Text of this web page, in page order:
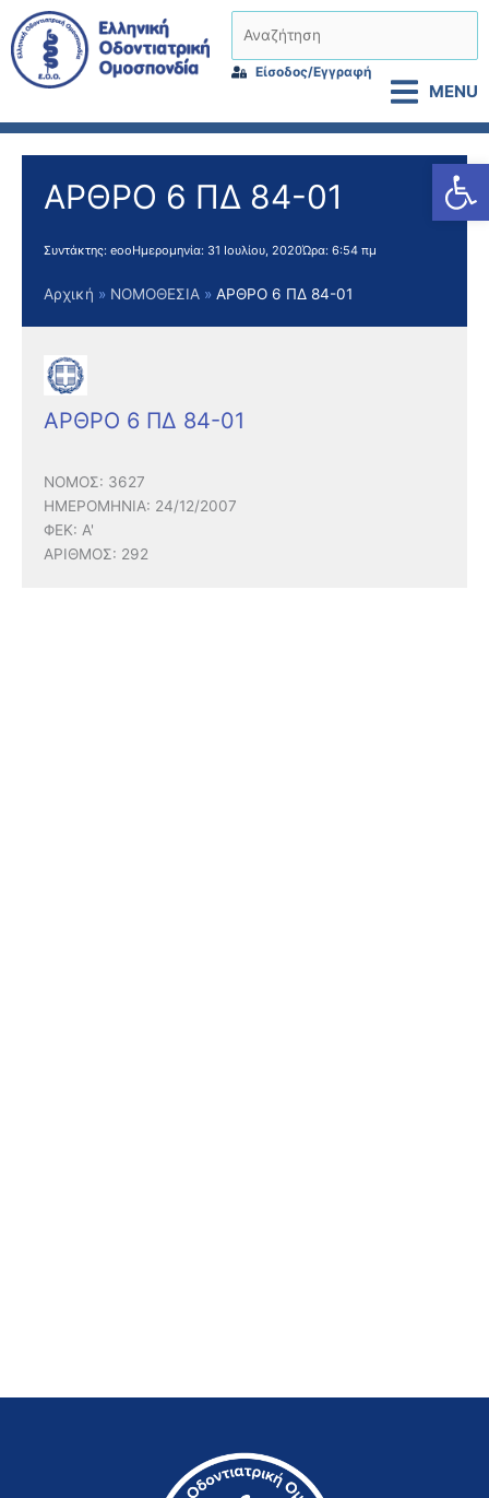
Μετάβαση
στο
περιεχόμενο
Είσοδος/Εγγραφή
MENU
ΑΡΘΡΟ 6 ΠΔ 84-01
Συντάκτης: eooΗμερομηνία: 31 Ιουλίου, 2020Ώρα: 6:54 πμ
Αρχική ΝΟΜΟΘΕΣΙΑ ΑΡΘΡΟ 6 ΠΔ 84-01
ΑΡΘΡΟ 6 ΠΔ 84-01
ΝΟΜΟΣ: 3627
ΗΜΕΡΟΜΗΝΙΑ: 24/12/2007
ΦΕΚ: Α'
ΑΡΙΘΜΟΣ: 292